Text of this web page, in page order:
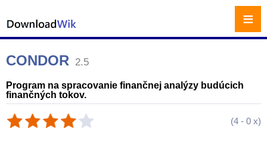
CONDOR 2.5
Program na spracovanie finančnej analýzy budúcich
finančných tokov.
(4 - 0 x)
≡